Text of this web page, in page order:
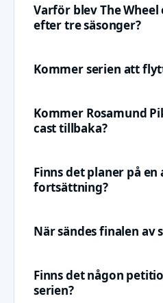
Varför blev The
efter tre säsonger?
Kommer serien att
Kommer Rosamund
cast tillbaka?
Finns det planer på
fortsättning?
När sändes finalen av
Finns det någon
serien?